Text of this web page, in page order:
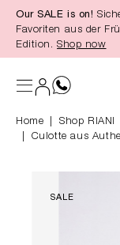
springen
Our SALE is on!
Favoriten aus der
Edition. Shop now
Home Shop RIANI
Culotte aus
SALE